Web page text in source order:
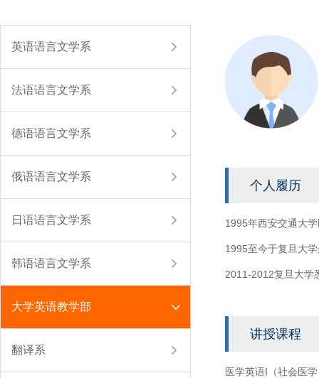
英语语言文学系
法语语言文学系
德语语言文学系
俄语语言文学系
日语语言文学系
韩语语言文学系
大学英语教学部
翻译系
个人履历
1995年西安交通大
1995至今于复旦大
2011-2012复旦大学
讲授课程
医学英语I（社会医